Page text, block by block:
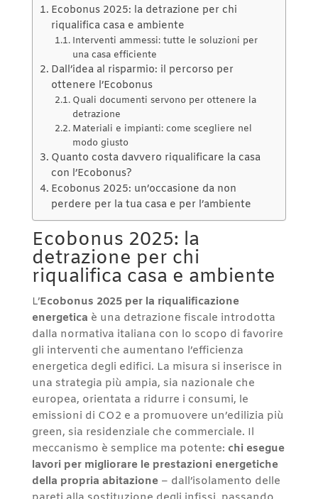
Ecobonus 2025: la detrazione per chi
riqualifica casa e ambiente
Interventi ammessi: tutte le soluzioni per
una casa efficiente
Dall’idea al risparmio: il percorso per
ottenere l’Ecobonus
Quali documenti servono per ottenere la
detrazione
Materiali e impianti: come scegliere nel
modo giusto
Quanto costa davvero riqualificare la casa
con l’Ecobonus?
Ecobonus 2025: un’occasione da non
perdere per la tua casa e per l’ambiente
Ecobonus 2025: la
detrazione per chi
riqualifica casa e ambiente
L’Ecobonus 2025 per la riqualificazione
energetica è una detrazione fiscale introdotta
dalla normativa italiana con lo scopo di favorire
gli interventi che aumentano l’efficienza
energetica degli edifici. La misura si inserisce in
una strategia più ampia, sia nazionale che
europea, orientata a ridurre i consumi, le
emissioni di CO2 e a promuovere un’edilizia più
green, sia residenziale che commerciale. Il
meccanismo è semplice ma potente: chi esegue
lavori per migliorare le prestazioni energetiche
della propria abitazione– dall’isolamento delle